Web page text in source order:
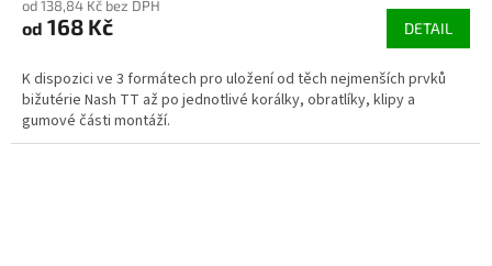
od 138,84 Kč bez DPH
od 168 Kč DETAIL
K dispozici ve 3 formátech pro uložení od těch nejmenších prvků
bižutérie Nash TT až po jednotlivé korálky, obratlíky, klipy a
gumové části montáží.